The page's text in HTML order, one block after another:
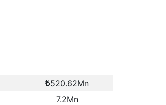
520.62Mn
7.2Mn